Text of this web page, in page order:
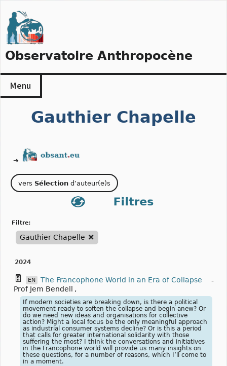
to
content
Observatoire Anthropocène
Menu
Gauthier Chapelle
➔
vers Sélection d’auteur(e)s
filtre:
Gauthier Chapelle
2024
EN The Francophone World in an Era of Collapse
-
Prof Jem Bendell
,
If modern societies are breaking down, is there a political
movement ready to soften the collapse and begin anew? Or
do we need new ideas and organisations for collective
action? Might a local focus be the only meaningful approach
as industrial consumer systems decline? Or is this a period
that calls for greater international solidarity with those
suffering the most? I think the conversations and initiatives
in the Francophone world will provide us many insights on
these questions, for a number of reasons, which I’ll come to
in a moment.